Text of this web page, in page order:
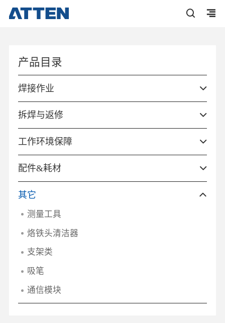
产品目录
焊接作业
拆焊与返修
工作环境保障
配件&耗材
其它
测量工具
烙铁头清洁器
支架类
吸笔
通信模块